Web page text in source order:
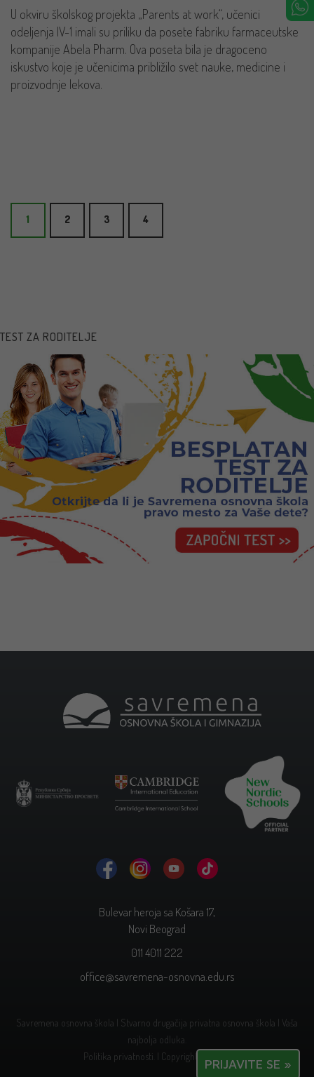
U okviru školskog projekta „Parents at work“, učenici
odeljenja IV-1 imali su priliku da posete fabriku farmaceutske
kompanije Abela Pharm. Ova poseta bila je dragoceno
iskustvo koje je učenicima približilo svet nauke, medicine i
proizvodnje lekova.
1 2 3 4
TEST ZA RODITELJE
Bulevar heroja sa Košara 17,
Novi Beograd
011 4011 222
office@savremena-osnovna.edu.rs
Savremena osnovna škola | Stvarno drugačija privatna osnovna škola | Vaša
najbolja odluka.
Politika privatnosti. | Copyright © 2026.
PRIJAVITE SE »